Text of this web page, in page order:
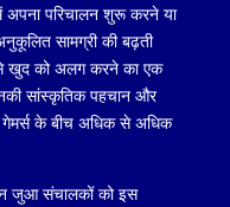
अपना परिचालन शुरू करने या
सामग्री की बढ़ती
से खुद को अलग करने का एक
सांस्कृतिक पहचान और
गेमर्स के बीच अधिक से अधिक
जुआ संचालकों को इस